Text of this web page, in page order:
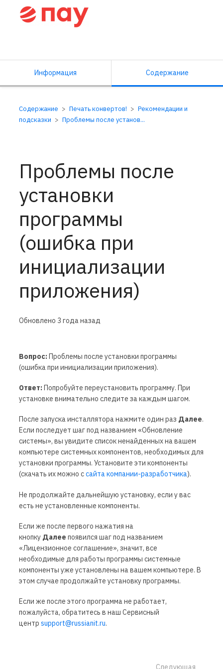
Информация Содержание
Содержание Печать конвертов!
Рекомендации и
подсказки
Проблемы после установ...
Проблемы после
установки
программы
(ошибка при
инициализации
приложения)
Обновлено 3 года назад
Вопрос:Проблемы после установки программы
(ошибка при инициализации приложения).
Ответ:Попробуйте переустановить программу. При
установке внимательно следите за каждым шагом.
После запуска инсталлятора нажмите один раз Далее.
Если последует шаг под названием «Обновление
системы», вы увидите список ненайденных на вашем
компьютере системных компонентов, необходимых для
установки программы. Установите эти компоненты
(скачать их можно ссайта компании-разработчика).
Не продолжайте дальнейшую установку, если у вас
есть не установленные компоненты.
Если же после первого нажатия на
кнопку Далее появился шаг под названием
«Лицензионное соглашение», значит, все
необходимые для работы программы системные
компоненты уже установлены на вашем компьютере. В
этом случае продолжайте установку программы.
Если же после этого программа не работает,
пожалуйста, обратитесь в наш Сервисный
центр support@russianit.ru.